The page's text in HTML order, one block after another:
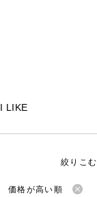
I LIKE
絞りこむ
価格が高い順